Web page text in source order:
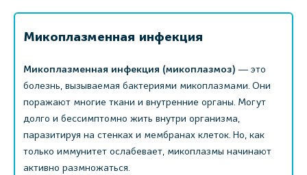
Микоплазменная инфекция
Микоплазменная инфекция (микоплазмоз) ― это
болезнь, вызываемая бактериями микоплазмами. Они
поражают многие ткани и внутренние органы. Могут
долго и бессимптомно жить внутри организма,
паразитируя на стенках и мембранах клеток. Но, как
только иммунитет ослабевает, микоплазмы начинают
активно размножаться.